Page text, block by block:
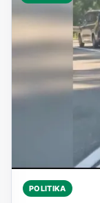
POLITIKA